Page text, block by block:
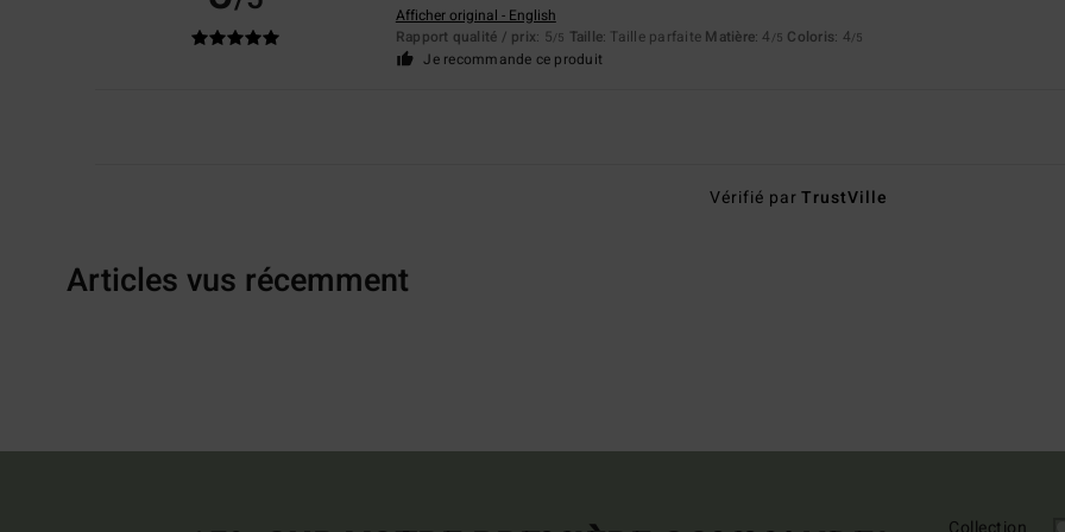
Afficher original - English
Rapport qualité / prix: 5/5 Taille: Taille parfaite Matière: 4 /5 Coloris: 4/5
Je recommande ce produit
Vérifié parTrustVille
Articles vus récemment